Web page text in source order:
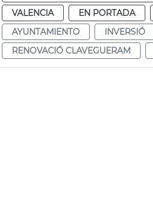
VALENCIA
EN PORTADA
AYUNTAMIENTO
INVERSIÓ
RENOVACIÓ CLAVEGUERAM